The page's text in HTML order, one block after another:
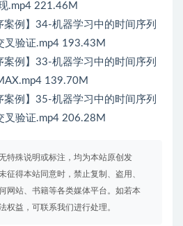
.mp4 221.46M
例】34-机器学习中的时间序列
叉验证.mp4 193.43M
例】33-机器学习中的时间序列
139.70M
例】35-机器学习中的时间序列
叉验证.mp4 206.28M
特殊说明或标注，均为本站原创发
征得本站同意时，禁止复制、盗用、
网站、书籍等各类媒体平台。如若本
权益，可联系我们进行处理。